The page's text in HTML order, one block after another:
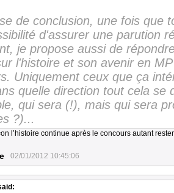
de conclusion, une fois que
d'assurer une parution
je propose aussi de
l'histoire et son avenir en
Uniquement ceux que ça
quelle direction tout cela se
qui sera (!), mais qui sera
?)...
l’histoire continue après le concours autant
02/01/2012 10:45:06